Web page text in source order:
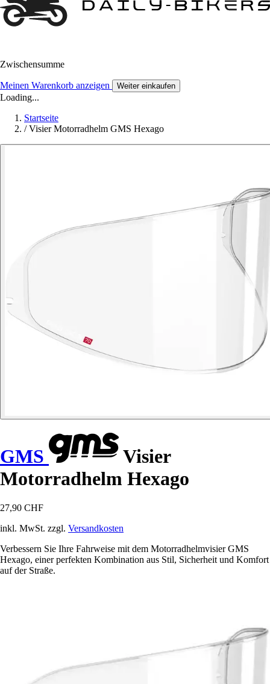
Zwischensumme
Meinen Warenkorb anzeigen Weiter einkaufen
Loading...
Startseite
/ Visier Motorradhelm GMS Hexago
GMS
Visier
Motorradhelm Hexago
27,90 CHF
inkl. MwSt. zzgl. Versandkosten
Verbessern Sie Ihre Fahrweise mit dem Motorradhelmvisier GMS
Hexago, einer perfekten Kombination aus Stil, Sicherheit und Komfort
auf der Straße.